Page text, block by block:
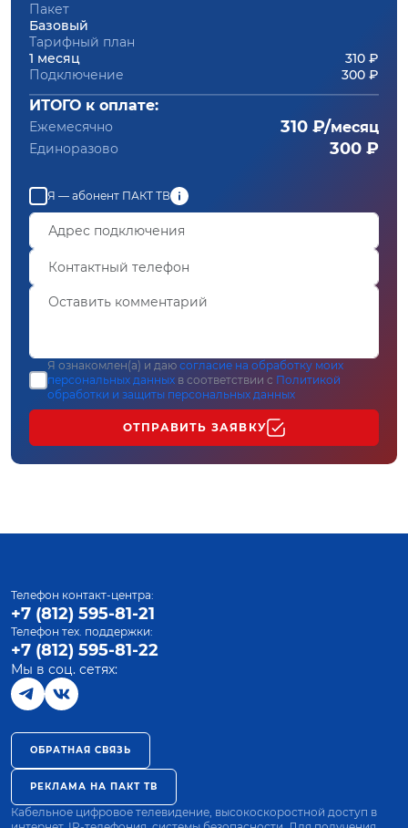
Пакет
Базовый
Тарифный план
1 месяц
310 ₽
Подключение
300 ₽
ИТОГО к оплате:
Ежемесячно 310 ₽/месяц
Единоразово 300 ₽
Я — абонент ПАКТ ТВ
Я ознакомлен(а) и даю согласие на обработку моих
персональных данных в соответствии с Политикой
обработки и защиты персональных данных
ОТПРАВИТЬ ЗАЯВКУ
Телефон контакт-центра:
+7 (812) 595-81-21
Телефон тех. поддержки:
+7 (812) 595-81-22
Мы в соц. сетях:
ОБРАТНАЯ СВЯЗЬ
РЕКЛАМА НА ПАКТ ТВ
Кабельное цифровое телевидение, высокоскоростной доступ в